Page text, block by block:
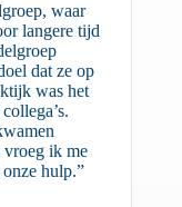
waar
langere tijd
dat ze op
was het
vroeg ik me
hulp.”